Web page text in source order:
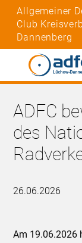
Allgemeiner
Club
Dannenberg
ADFC
des
26.06.2026
Am 19.06.2026